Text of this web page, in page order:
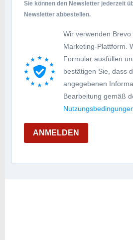
Sie können den Newsletter jederzeit
Newsletter abbestellen.
Wir verwenden Brevo
Marketing-Plattform.
Formular ausfüllen
bestätigen Sie, dass
angegebenen
Bearbeitung gemäß
ANMELDEN